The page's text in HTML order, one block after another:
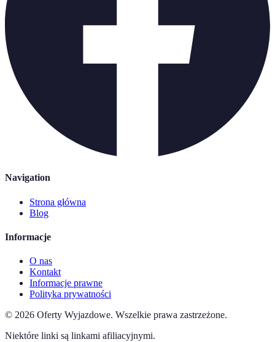
Navigation
Strona główna
Blog
Informacje
O nas
Kontakt
Informacje prawne
Polityka prywatności
© 2026 Oferty Wyjazdowe. Wszelkie prawa zastrzeżone.
Niektóre linki są linkami afiliacyjnymi.